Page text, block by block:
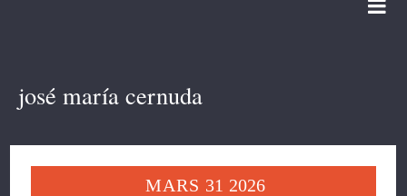
josé maría cernuda
MARS 31 2026